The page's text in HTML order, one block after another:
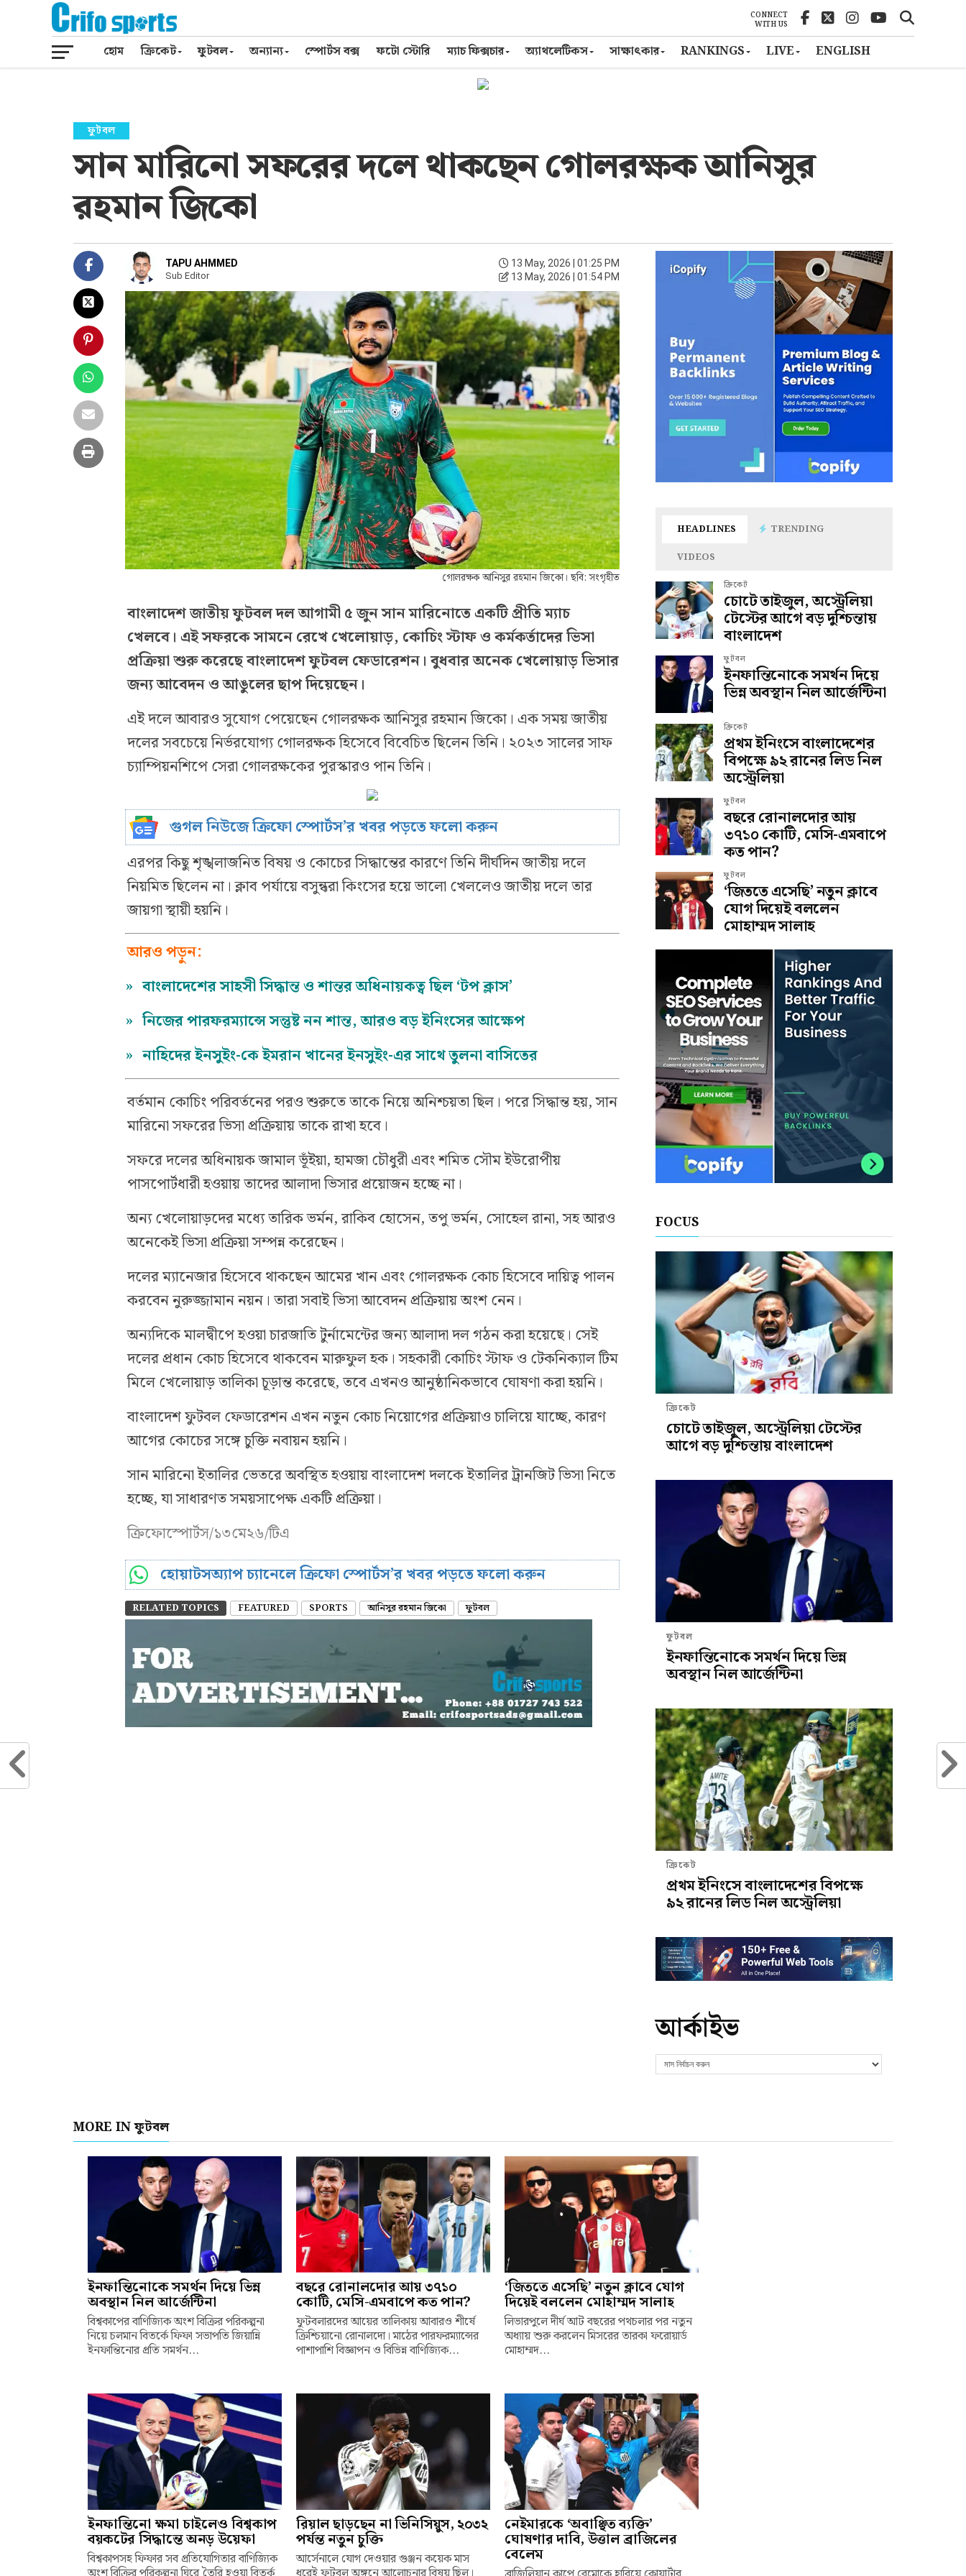
CONNECT
WITH US
হোম ক্রিকেট ফুটবল অন্যান্য স্পোর্টস বক্স ফটো স্টোরি ম্যাচ ফিক্সচার অ্যাথলেটিকস সাক্ষাৎকার RANKINGS LIVE ENGLISH
ফুটবল
সান মারিনো সফরের দলে থাকছেন গোলরক্ষক আনিসুর
রহমান জিকো
TAPU AHMMED
Sub Editor
13 May, 2026 | 01:25 PM
13 May, 2026 | 01:54 PM
গোলরক্ষক আনিসুর রহমান জিকো। ছবি: সংগৃহীত
বাংলাদেশ জাতীয় ফুটবল দল আগামী ৫ জুন সান মারিনোতে একটি প্রীতি ম্যাচ
খেলবে। এই সফরকে সামনে রেখে খেলোয়াড়, কোচিং স্টাফ ও কর্মকর্তাদের ভিসা
প্রক্রিয়া শুরু করেছে বাংলাদেশ ফুটবল ফেডারেশন। বুধবার অনেক খেলোয়াড় ভিসার
জন্য আবেদন ও আঙুলের ছাপ দিয়েছেন।
এই দলে আবারও সুযোগ পেয়েছেন গোলরক্ষক আনিসুর রহমান জিকো। এক সময় জাতীয়
দলের সবচেয়ে নির্ভরযোগ্য গোলরক্ষক হিসেবে বিবেচিত ছিলেন তিনি। ২০২৩ সালের সাফ
চ্যাম্পিয়নশিপে সেরা গোলরক্ষকের পুরস্কারও পান তিনি।
গুগল নিউজে ক্রিফো স্পোর্টস’র খবর পড়তে ফলো করুন
এরপর কিছু শৃঙ্খলাজনিত বিষয় ও কোচের সিদ্ধান্তের কারণে তিনি দীর্ঘদিন জাতীয় দলে
নিয়মিত ছিলেন না। ক্লাব পর্যায়ে বসুন্ধরা কিংসের হয়ে ভালো খেললেও জাতীয় দলে তার
জায়গা স্থায়ী হয়নি।
আরও পড়ুন:
» বাংলাদেশের সাহসী সিদ্ধান্ত ও শান্তর অধিনায়কত্ব ছিল ‘টপ ক্লাস’
» নিজের পারফরম্যান্সে সন্তুষ্ট নন শান্ত, আরও বড় ইনিংসের আক্ষেপ
» নাহিদের ইনসুইং-কে ইমরান খানের ইনসুইং-এর সাথে তুলনা বাসিতের
বর্তমান কোচিং পরিবর্তনের পরও শুরুতে তাকে নিয়ে অনিশ্চয়তা ছিল। পরে সিদ্ধান্ত হয়, সান
মারিনো সফরের ভিসা প্রক্রিয়ায় তাকে রাখা হবে।
সফরে দলের অধিনায়ক জামাল ভূঁইয়া, হামজা চৌধুরী এবং শমিত সৌম ইউরোপীয়
পাসপোর্টধারী হওয়ায় তাদের আলাদা ভিসার প্রয়োজন হচ্ছে না।
অন্য খেলোয়াড়দের মধ্যে তারিক ভর্মন, রাকিব হোসেন, তপু ভর্মন, সোহেল রানা, সহ আরও
অনেকেই ভিসা প্রক্রিয়া সম্পন্ন করেছেন।
দলের ম্যানেজার হিসেবে থাকছেন আমের খান এবং গোলরক্ষক কোচ হিসেবে দায়িত্ব পালন
করবেন নুরুজ্জামান নয়ন। তারা সবাই ভিসা আবেদন প্রক্রিয়ায় অংশ নেন।
অন্যদিকে মালদ্বীপে হওয়া চারজাতি টুর্নামেন্টের জন্য আলাদা দল গঠন করা হয়েছে। সেই
দলের প্রধান কোচ হিসেবে থাকবেন মারুফুল হক। সহকারী কোচিং স্টাফ ও টেকনিক্যাল টিম
মিলে খেলোয়াড় তালিকা চূড়ান্ত করেছে, তবে এখনও আনুষ্ঠানিকভাবে ঘোষণা করা হয়নি।
বাংলাদেশ ফুটবল ফেডারেশন এখন নতুন কোচ নিয়োগের প্রক্রিয়াও চালিয়ে যাচ্ছে, কারণ
আগের কোচের সঙ্গে চুক্তি নবায়ন হয়নি।
সান মারিনো ইতালির ভেতরে অবস্থিত হওয়ায় বাংলাদেশ দলকে ইতালির ট্রানজিট ভিসা নিতে
হচ্ছে, যা সাধারণত সময়সাপেক্ষ একটি প্রক্রিয়া।
ক্রিফোস্পোর্টস/১৩মে২৬/টিএ
হোয়াটসঅ্যাপ চ্যানেলে ক্রিফো স্পোর্টস’র খবর পড়তে ফলো করুন
RELATED TOPICS FEATURED SPORTS আনিসুর রহমান জিকো ফুটবল
HEADLINES
TRENDING
VIDEOS
ক্রিকেট
চোটে তাইজুল, অস্ট্রেলিয়া
টেস্টের আগে বড় দুশ্চিন্তায়
বাংলাদেশ
ফুটবল
ইনফান্তিনোকে সমর্থন দিয়ে
ভিন্ন অবস্থান নিল আর্জেন্টিনা
ক্রিকেট
প্রথম ইনিংসে বাংলাদেশের
বিপক্ষে ৯২ রানের লিড নিল
অস্ট্রেলিয়া
ফুটবল
বছরে রোনালদোর আয়
৩৭১০ কোটি, মেসি-এমবাপে
কত পান?
ফুটবল
‘জিততে এসেছি’ নতুন ক্লাবে
যোগ দিয়েই বললেন
মোহাম্মদ সালাহ
FOCUS
ক্রিকেট
চোটে তাইজুল, অস্ট্রেলিয়া টেস্টের
আগে বড় দুশ্চিন্তায় বাংলাদেশ
ফুটবল
ইনফান্তিনোকে সমর্থন দিয়ে ভিন্ন
অবস্থান নিল আর্জেন্টিনা
ক্রিকেট
প্রথম ইনিংসে বাংলাদেশের বিপক্ষে
৯২ রানের লিড নিল অস্ট্রেলিয়া
আর্কাইভ
MORE IN ফুটবল
ইনফান্তিনোকে সমর্থন দিয়ে ভিন্ন
অবস্থান নিল আর্জেন্টিনা
বিশ্বকাপের বাণিজ্যিক অংশ বিক্রির পরিকল্পনা
নিয়ে চলমান বিতর্কে ফিফা সভাপতি জিয়ান্নি
ইনফান্তিনোর প্রতি সমর্থন...
বছরে রোনালদোর আয় ৩৭১০
কোটি, মেসি-এমবাপে কত পান?
ফুটবলারদের আয়ের তালিকায় আবারও শীর্ষে
ক্রিশ্চিয়ানো রোনালদো। মাঠের পারফরম্যান্সের
পাশাপাশি বিজ্ঞাপন ও বিভিন্ন বাণিজ্যিক...
‘জিততে এসেছি’ নতুন ক্লাবে যোগ
দিয়েই বললেন মোহাম্মদ সালাহ
লিভারপুলে দীর্ঘ আট বছরের পথচলার পর নতুন
অধ্যায় শুরু করলেন মিসরের তারকা ফরোয়ার্ড
মোহাম্মদ...
ইনফান্তিনো ক্ষমা চাইলেও বিশ্বকাপ
বয়কটের সিদ্ধান্তে অনড় উয়েফা
বিশ্বকাপসহ ফিফার সব প্রতিযোগিতার বাণিজ্যিক
রিয়াল ছাড়ছেন না ভিনিসিয়ুস, ২০৩২
পর্যন্ত নতুন চুক্তি
আর্সেনালে যোগ দেওয়ার গুঞ্জন কয়েক মাস
নেইমারকে ‘অবাঞ্ছিত ব্যক্তি’
ঘোষণার দাবি, উত্তাল ব্রাজিলের
বেলেম